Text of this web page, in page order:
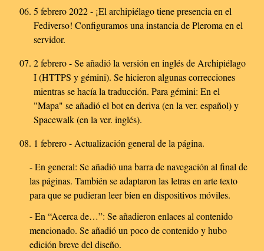
5 febrero 2022 - ¡El archipiélago tiene presencia en el
Fediverso! Configuramos una instancia de Pleroma en el
servidor.
2 febrero - Se añadió la versión en inglés de Archipiélago
I (HTTPS y gémini). Se hicieron algunas correcciones
mientras se hacía la traducción. Para gémini: En el
"Mapa" se añadió el bot en deriva (en la ver. español) y
Spacewalk (en la ver. inglés).
1 febrero - Actualización general de la página.
- En general: Se añadió una barra de navegación al final de
las páginas. También se adaptaron las letras en arte texto
para que se pudieran leer bien en dispositivos móviles.
- En “Acerca de…”: Se añadieron enlaces al contenido
mencionado. Se añadió un poco de contenido y hubo
edición breve del diseño.